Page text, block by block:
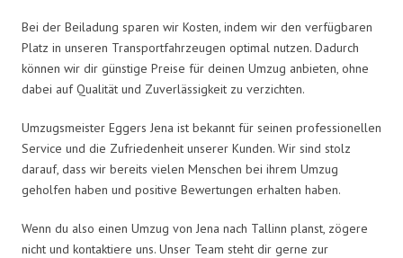
Bei der Beiladung sparen wir Kosten, indem wir den verfügbaren
Platz in unseren Transportfahrzeugen optimal nutzen. Dadurch
können wir dir günstige Preise für deinen Umzug anbieten, ohne
dabei auf Qualität und Zuverlässigkeit zu verzichten.
Umzugsmeister Eggers Jena ist bekannt für seinen professionellen
Service und die Zufriedenheit unserer Kunden. Wir sind stolz
darauf, dass wir bereits vielen Menschen bei ihrem Umzug
geholfen haben und positive Bewertungen erhalten haben.
Wenn du also einen Umzug von Jena nach Tallinn planst, zögere
nicht und kontaktiere uns. Unser Team steht dir gerne zur